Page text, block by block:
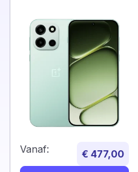
Vanaf: € 477,00